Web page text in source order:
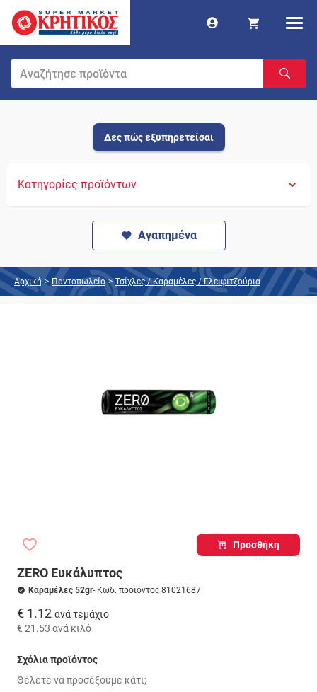
Δες πώς εξυπηρετείσαι
Κατηγορίες προϊόντων
Αγαπημένα
Αρχική > Παντοπωλείο > Τσίχλες / Καραμέλες / Γλειφιτζούρια
Προσθήκη
ZERO Ευκάλυπτος
Καραμέλες 52gr- Κωδ. προϊόντος 81021687
€ 1.12 ανά τεμάχιο
€ 21.53 ανά κιλό
Σχόλια προϊόντος